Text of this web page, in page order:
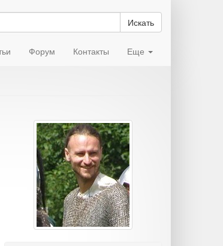
Искать
Форум Контакты Еще